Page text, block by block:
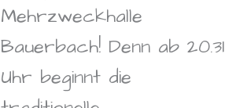
Mehrzweckhalle
Bauerbach! Denn ab 20.31
Uhr beginnt die